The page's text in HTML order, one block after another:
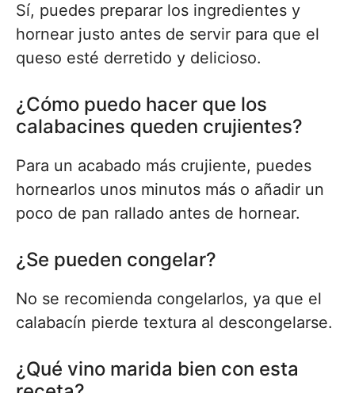
Sí, puedes preparar los ingredientes y
hornear justo antes de servir para que el
queso esté derretido y delicioso.
¿Cómo puedo hacer que los
calabacines queden crujientes?
Para un acabado más crujiente, puedes
hornearlos unos minutos más o añadir un
poco de pan rallado antes de hornear.
¿Se pueden congelar?
No se recomienda congelarlos, ya que el
calabacín pierde textura al descongelarse.
¿Qué vino marida bien con esta